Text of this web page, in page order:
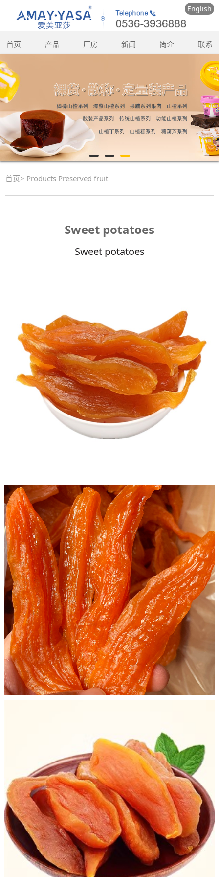
首页 产品 厂房 新闻 简介 联系
English
首页> Products Preserved fruit
Sweet potatoes
Sweet potatoes